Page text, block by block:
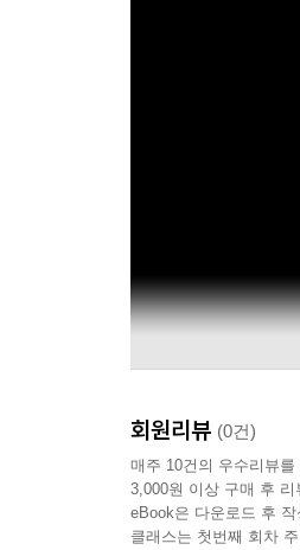
회원리뷰 (0건)
매주 10건의 우수리뷰
3,000원 이상 구매 후 리
eBook은 다운로드 후
클래스는 첫번째 회차